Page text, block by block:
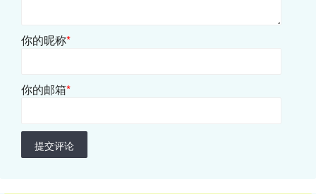
你的昵称*
你的邮箱*
提交评论